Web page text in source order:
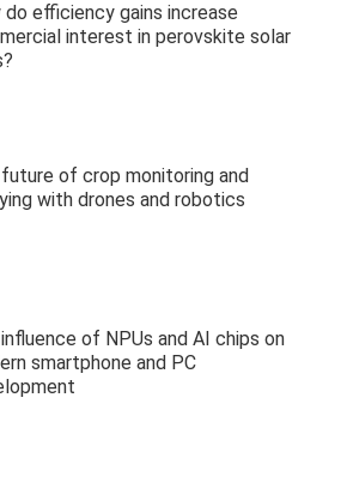
do efficiency gains increase
interest in perovskite solar
of crop monitoring and
with drones and robotics
of NPUs and AI chips on
smartphone and PC